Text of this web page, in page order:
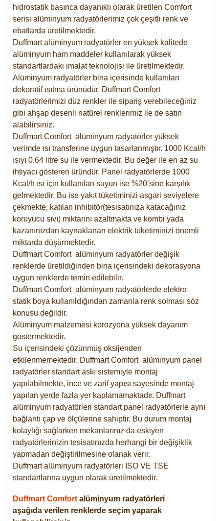
hidrostatik basınca dayanıklı olarak üretilen Comfort
serisi alüminyum radyatörlerimiz çok çeşitli renk ve
ebatlarda üretilmektedir.
Duffmart alüminyum radyatörler en yüksek kalitede
alüminyum ham maddeler kullanılarak yüksek
standartlardaki imalat teknolojisi ile üretilmektedir.
Alüminyum radyatörler bina içerisinde kullanılan
dekoratif ısıtma ürünüdür. Duffmart Comfort
radyatörlerimizi düz renkler ile sipariş verebileceğiniz
gibi ahşap desenli natürel renklerimiz ile de satın
alabilirsiniz.
Duffmart Comfort alüminyum radyatörler yüksek
verimde ısı transferine uygun tasarlanmıştır. 1000 Kcal/h
ısıyı 0,64 litre su ile vermektedir. Bu değer ile en az su
ihtiyacı gösteren üründür. Panel radyatörlerde 1000
Kcal/h ısı için kullanılan suyun ise %20’sine karşılık
gelmektedir. Bu ise yakıt tüketiminizi asgari seviyelere
çekmekte, katılan inhibitör(tesisatınıza katacağınız
koruyucu sıvı) miktarını azaltmakta ve kombi yada
kazanınızdan kaynaklanan elektrik tüketiminizi önemli
miktarda düşürmektedir.
Duffmart Comfort alüminyum radyatörler değişik
renklerde üretildiğinden bina içerisindeki dekorasyona
uygun renklerde temin edilebilir.
DuffmartComfort alüminyum radyatörlerde elektro
statik boya kullanıldığından zamanla renk solması söz
konusu değildir.
Alüminyum malzemesi korozyona yüksek dayanım
göstermektedir.
Su içerisindeki çözünmüş oksijenden
etkilenmemektedir. DuffmartComfort alüminyum panel
radyatörler standart askı sistemiyle montaj
yapılabilmekte, ince ve zarif yapısı sayesinde montaj
yapılan yerde fazla yer kaplamamaktadır. Duffmart
alüminyum radyatörleri standart panel radyatörlerle aynı
bağlantı çap ve ölçülerine sahiptir. Bu durum montaj
kolaylığı sağlarken mekanlarınız da eskiyen
radyatörlerinizin tesisatınızda herhangi bir değişiklik
yapmadan değiştirilmesine olanak verir.
Duffmart alüminyum radyatörleri ISO VE TSE
standartlarına uygun olarak üretilmektedir.
Duffmart Comfort alüminyum radyatörleri
aşağıda verilen renklerde seçim yaparak